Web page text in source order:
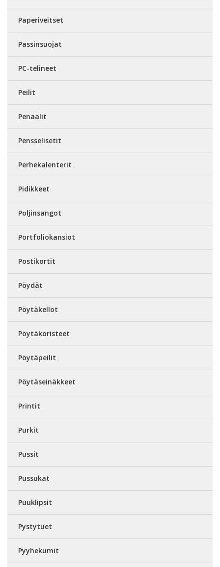
Paperiveitset
Passinsuojat
PC-telineet
Peilit
Penaalit
Pensselisetit
Perhekalenterit
Pidikkeet
Poljinsangot
Portfoliokansiot
Postikortit
Pöydät
Pöytäkellot
Pöytäkoristeet
Pöytäpeilit
Pöytäseinäkkeet
Printit
Purkit
Pussit
Pussukat
Puuklipsit
Pystytuet
Pyyhekumit